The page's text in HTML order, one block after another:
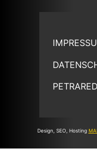
Design, SEO, Hosting